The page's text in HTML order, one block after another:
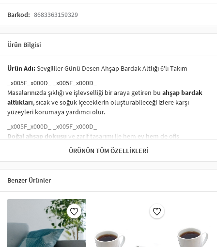
Barkod: 8683363159329
Ürün Bilgisi
Ürün Adı:Sevgililer Günü Desen Ahşap Bardak Altlığı 6'lı Takım
_x005F_x000D_ _x005F_x000D_
Masalarınızda şıklığı ve işlevselliği bir araya getiren bu ahşap bardak
altlıkları, sıcak ve soğuk içeceklerin oluşturabileceği izlere karşı
yüzeyleri korumaya yardımcı olur.
_x005F_x000D_ _x005F_x000D_
Doğal ahşap dokusu ve zarif tasarımı ile hem ev hem de ofis
ortamlarında masa düzenine estetik bir katkı sağlar. Bardakların
kaymasını engelleyen yüzeyi sayesinde pratik ve kullanışlıdır.
_x005F_x000D_ _x005F_x000D_
Sunumlar, günlük kullanım veya çalışma masalarında tercih edilebilir.
Estetik görünümü sayesinde dekoratif tamamlayıcı olarak da
kullanılabilir.
_x005F_x000D_
Sevgiliye Özel" kategorisi, romantik bir hediye arayışındaki herkes için
mükemmel bir seçenektir. Bu kategori, sevgilinize olan duygularınızı
en güzel şekilde ifade edebileceğiniz şık ve anlamlı hediyelerle
ÜRÜNÜN TÜM ÖZELLIKLERI
Benzer Ürünler